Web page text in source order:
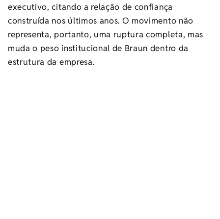
executivo, citando a relação de confiança
construída nos últimos anos. O movimento não
representa, portanto, uma ruptura completa, mas
muda o peso institucional de Braun dentro da
estrutura da empresa.